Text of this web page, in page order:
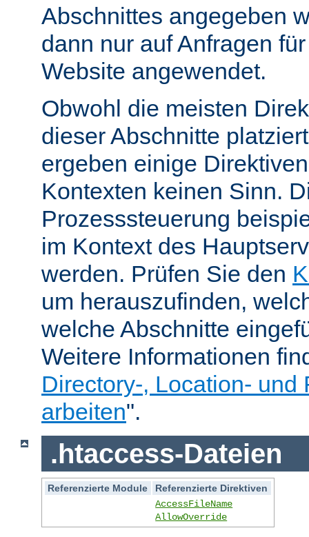
Abschnittes angegeben
dann nur auf Anfragen
Website angewendet.
Obwohl die meisten
dieser Abschnitte
ergeben einige
Kontexten keinen Sinn.
Prozesssteuerung
im Kontext des
werden. Prüfen Sie den
um herauszufinden,
welche Abschnitte
Weitere Informationen
Directory-, Location- und
arbeiten".
.htaccess-Dateien
Referenzierte Module
Referenzierte Direktiven
AccessFileName
AllowOverride